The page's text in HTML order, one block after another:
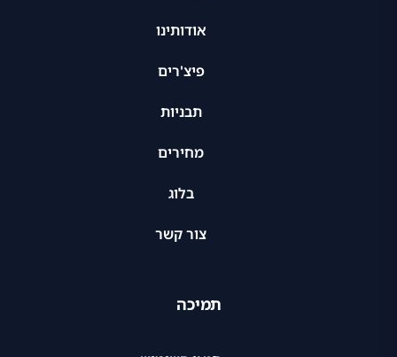
אודותינו
פיצ'רים
תבניות
מחירים
בלוג
צור קשר
תמיכה